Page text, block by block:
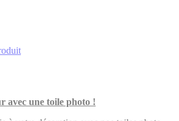
avec une toile photo !